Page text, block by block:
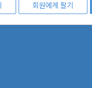
회원에게 팔기